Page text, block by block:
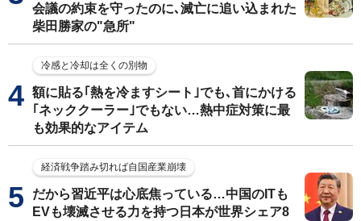
会議の約束を守ったのに､滅亡に追い込まれた
柴田勝家の"急所"
冷感と冷却は全くの別物
額に貼る｢熱を冷ますシート｣でも､首にかける
｢ネッククーラー｣でもない…熱中症対策に最
も効果的なアイテム
経済戦争踏み切れば自国産業崩壊
だから習近平は心底焦っている…中国のITも
EVも壊滅させる力を持つ日本が世界シェア8